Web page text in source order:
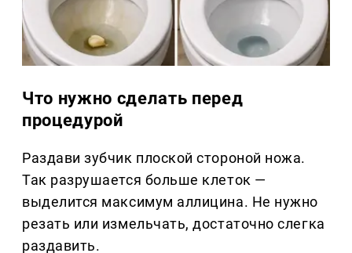
Что нужно сделать перед
процедурой
Раздави зубчик плоской стороной ножа.
Так разрушается больше клеток —
выделится максимум аллицина. Не нужно
резать или измельчать, достаточно слегка
раздавить.